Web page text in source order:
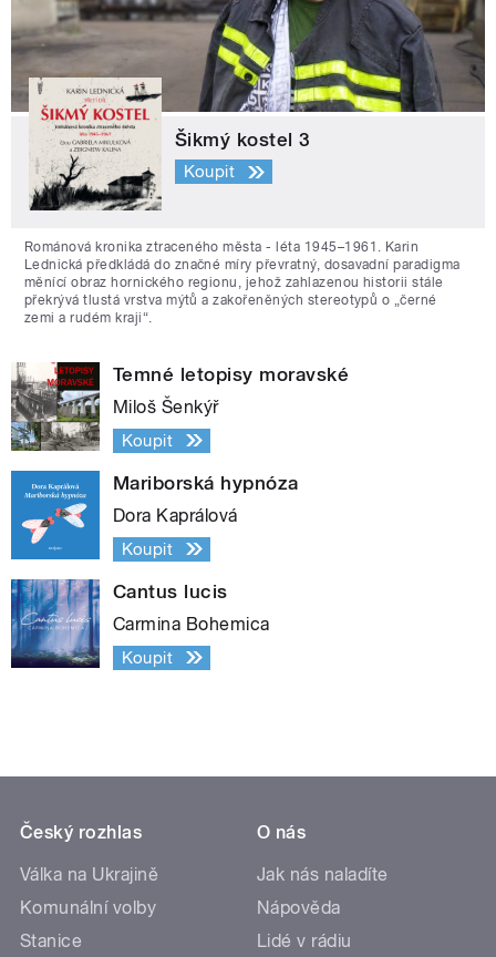
Šikmý kostel 3
Koupit
Románová kronika ztraceného města - léta 1945–1961. Karin
Lednická předkládá do značné míry převratný, dosavadní paradigma
měnící obraz hornického regionu, jehož zahlazenou historii stále
překrývá tlustá vrstva mýtů a zakořeněných stereotypů o „černé
zemi a rudém kraji“.
Temné letopisy moravské
Miloš Šenkýř
Koupit
Mariborská hypnóza
Dora Kaprálová
Koupit
Cantus lucis
Carmina Bohemica
Koupit
Český rozhlas
Válka na Ukrajině
Komunální volby
Stanice
O nás
Jak nás naladíte
Nápověda
Lidé v rádiu